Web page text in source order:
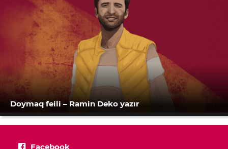
Doymaq feili – Ramin Deko yazır
Facebook